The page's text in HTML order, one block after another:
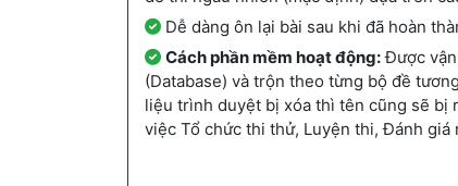
Dễ dàng ôn lại bài sau khi đã hoàn
Cách phần mềm hoạt động:Được
(Database) và trộn theo từng bộ đề
liệu trình duyệt bị xóa thì tên cũng sẽ bị
việc Tổ chức thi thử, Luyện thi, Đánh giá